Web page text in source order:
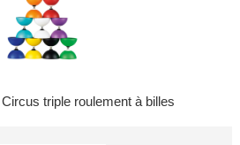
triple roulement à billes